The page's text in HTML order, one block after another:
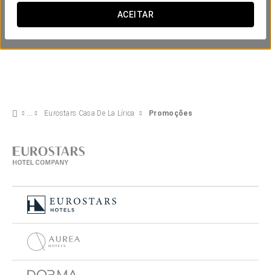
ACEITAR
Eurostars Casa De La Lírica Promoções